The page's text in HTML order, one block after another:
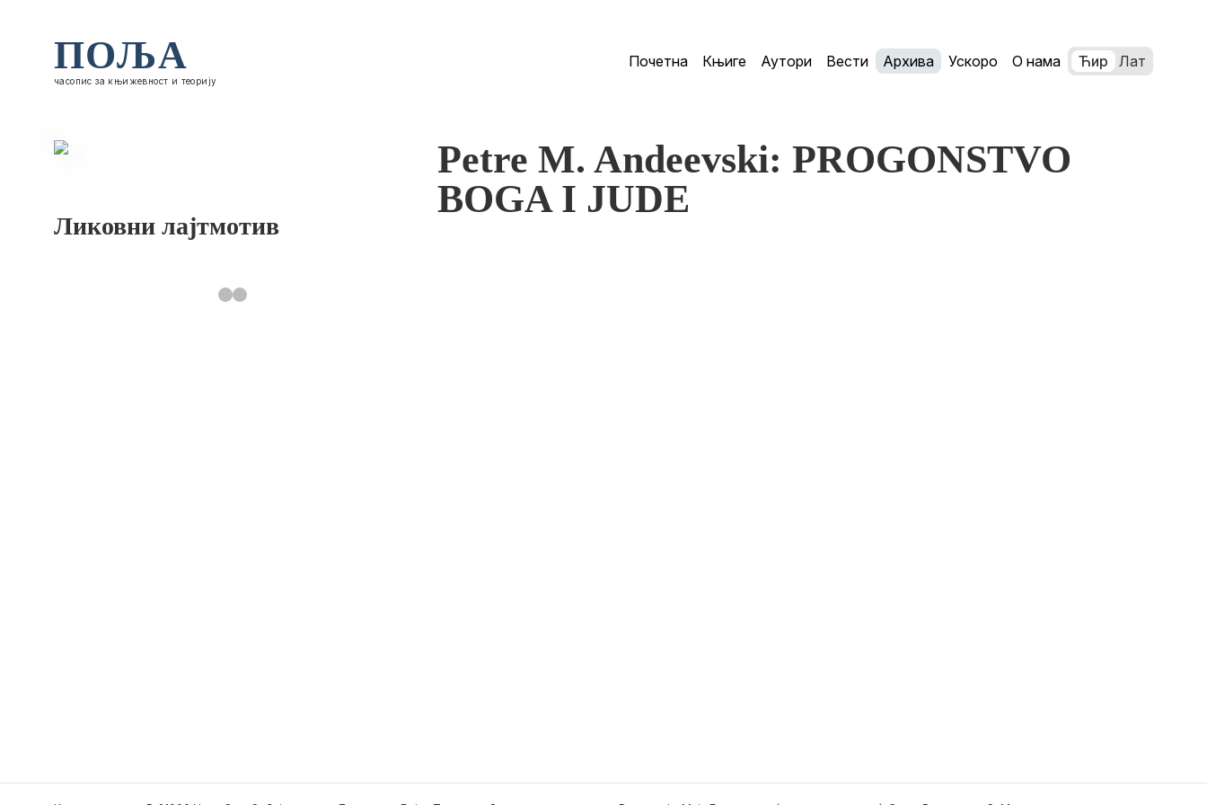
ПОЉА
часопис за књижевност и теорију
Почетна Књиге Аутори Вести Архива Ускоро О нама Ћир Лат
Ликовни лајтмотив
Petre M. Andeevski: PROGONSTVO
BOGA I JUDE